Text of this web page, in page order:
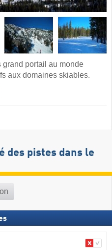
grand portail au monde
aux domaines skiables.
des pistes dans le